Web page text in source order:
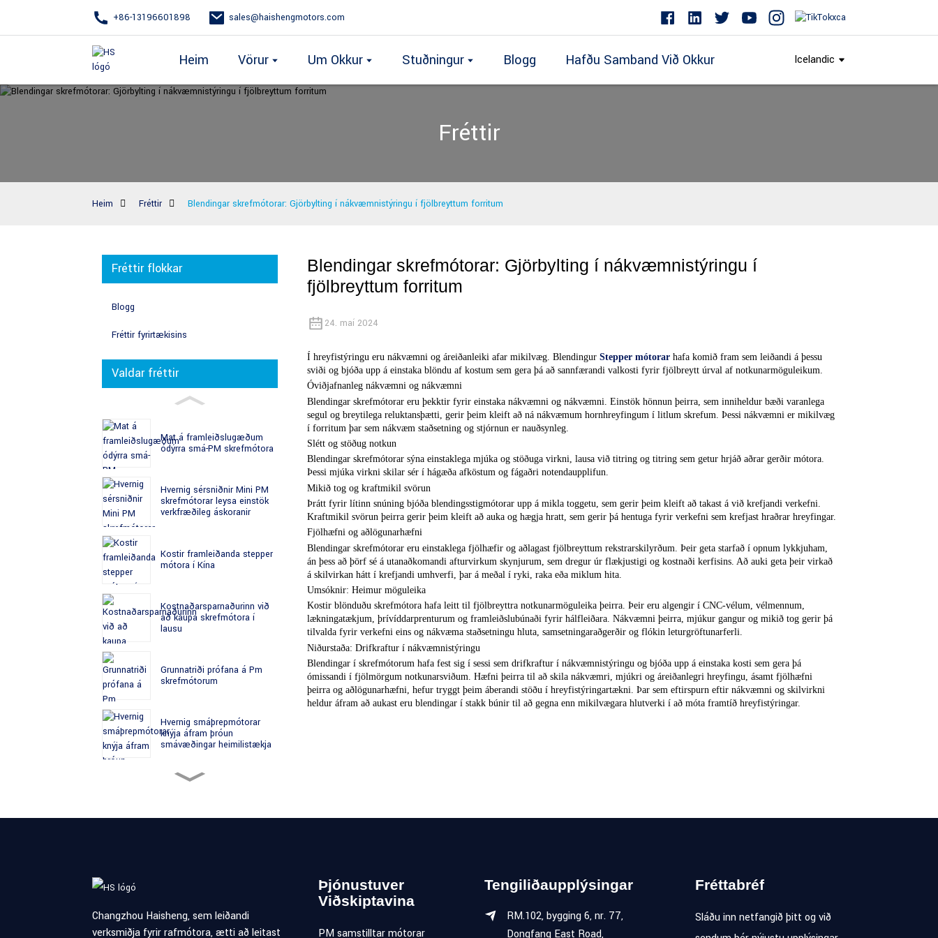
+86-13196601898 sales@haishengmotors.com
Heim Vörur Um Okkur Stuðningur Blogg Hafðu Samband Við Okkur Icelandic
Fréttir
Heim Fréttir Blendingar skrefmótorar: Gjörbylting í nákvæmnistýringu í fjölbreyttum forritum
Fréttir flokkar
Blogg
Fréttir fyrirtækisins
Valdar fréttir
Mat á framleiðslugæðum
ódýrra smá-PM skrefmótora
Hvernig sérsniðnir Mini PM
skrefmótorar leysa einstök
verkfræðileg áskoranir
Kostir framleiðanda stepper
mótora í Kína
Kostnaðarsparnaðurinn við
að kaupa skrefmótora í
lausu
Grunnatriði prófana á Pm
skrefmótorum
Hvernig smáþrepmótorar
knýja áfram þróun
smávæðingar heimilistækja
Leiðbeiningar um viðhald
skrefmótora: Hvernig á að
lengja líftíma mótorsins
Blendingar skrefmótorar: Gjörbylting í nákvæmnistýringu í
fjölbreyttum forritum
24. maí 2024
Í hreyfistýringu eru nákvæmni og áreiðanleiki afar mikilvæg. Blendingur Stepper mótorar hafa komið fram sem leiðandi á þessu
sviði og bjóða upp á einstaka blöndu af kostum sem gera þá að sannfærandi valkosti fyrir fjölbreytt úrval af notkunarmöguleikum.
Óviðjafnanleg nákvæmni og nákvæmni
Blendingar skrefmótorar eru þekktir fyrir einstaka nákvæmni og nákvæmni. Einstök hönnun þeirra, sem inniheldur bæði varanlega
segul og breytilega reluktansþætti, gerir þeim kleift að ná nákvæmum hornhreyfingum í litlum skrefum. Þessi nákvæmni er mikilvæg
í forritum þar sem nákvæm staðsetning og stjórnun er nauðsynleg.
Slétt og stöðug notkun
Blendingar skrefmótorar sýna einstaklega mjúka og stöðuga virkni, lausa við titring og titring sem getur hrjáð aðrar gerðir mótora.
Þessi mjúka virkni skilar sér í hágæða afköstum og fágaðri notendaupplifun.
Mikið tog og kraftmikil svörun
Þrátt fyrir lítinn snúning bjóða blendingsstigmótorar upp á mikla toggetu, sem gerir þeim kleift að takast á við krefjandi verkefni.
Kraftmikil svörun þeirra gerir þeim kleift að auka og hægja hratt, sem gerir þá hentuga fyrir verkefni sem krefjast hraðrar hreyfingar.
Fjölhæfni og aðlögunarhæfni
Blendingar skrefmótorar eru einstaklega fjölhæfir og aðlagast fjölbreyttum rekstrarskilyrðum. Þeir geta starfað í opnum lykkjuham,
án þess að þörf sé á utanaðkomandi afturvirkum skynjurum, sem dregur úr flækjustigi og kostnaði kerfisins. Að auki geta þeir virkað
á skilvirkan hátt í krefjandi umhverfi, þar á meðal í ryki, raka eða miklum hita.
Umsóknir: Heimur möguleika
Kostir blönduðu skrefmótora hafa leitt til fjölbreyttra notkunarmöguleika þeirra. Þeir eru algengir í CNC-vélum, vélmennum,
lækningatækjum, þrívíddarprenturum og framleiðslubúnaði fyrir hálfleiðara. Nákvæmni þeirra, mjúkur gangur og mikið tog gerir þá
tilvalda fyrir verkefni eins og nákvæma staðsetningu hluta, samsetningaraðgerðir og flókin leturgröftunarferli.
Niðurstaða: Drifkraftur í nákvæmnistýringu
Blendingar í skrefmótorum hafa fest sig í sessi sem drifkraftur í nákvæmnistýringu og bjóða upp á einstaka kosti sem gera þá
ómissandi í fjölmörgum notkunarsviðum. Hæfni þeirra til að skila nákvæmri, mjúkri og áreiðanlegri hreyfingu, ásamt fjölhæfni
þeirra og aðlögunarhæfni, hefur tryggt þeim áberandi stöðu í hreyfistýringartækni. Þar sem eftirspurn eftir nákvæmni og skilvirkni
heldur áfram að aukast eru blendingar í stakk búnir til að gegna enn mikilvægara hlutverki í að móta framtíð hreyfistýringar.
Changzhou Haisheng, sem leiðandi
verksmiðja fyrir rafmótora, ætti að leitast
Þjónustuver
Viðskiptavina
PM samstilltar mótorar
Tengiliðaupplýsingar
RM.102, bygging 6, nr. 77,
Dongfang East Road,
Fréttabréf
Sláðu inn netfangið þitt og við